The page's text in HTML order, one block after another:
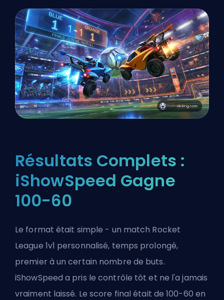
Résultats Complets :
iShowSpeed Gagne
100-60
Le format était simple - un match Rocket
League 1v1 personnalisé, temps prolongé,
premier à un certain nombre de buts.
iShowSpeed a pris le contrôle tôt et ne l'a jamais
vraiment laissé. Le score final était de 100-60 en